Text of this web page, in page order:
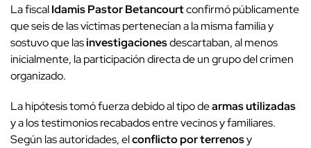
La fiscalIdamis Pastor Betancourtconfirmó públicamente
que seis de las víctimas pertenecían a la misma familia y
sostuvo que lasinvestigacionesdescartaban, al menos
inicialmente, la participación directa de un grupo del crimen
organizado.
La hipótesis tomó fuerza debido al tipo dearmas utilizadas
y a los testimonios recabados entre vecinos y familiares.
Según las autoridades, elconflicto por terrenosy